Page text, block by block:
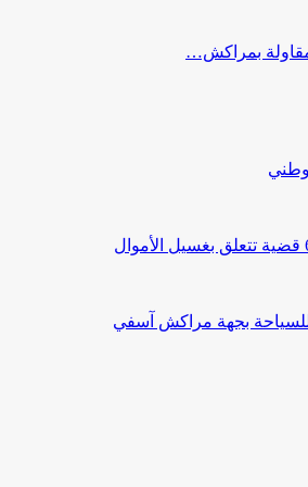
مقاولة بمراكش…
للسياحة بجهة مراكش آسفي